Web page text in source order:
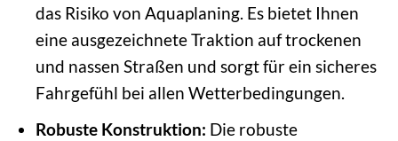
das Risiko von Aquaplaning. Es bietet Ihnen
eine ausgezeichnete Traktion auf trockenen
und nassen Straßen und sorgt für ein sicheres
Fahrgefühl bei allen Wetterbedingungen.
Robuste Konstruktion: Die robuste